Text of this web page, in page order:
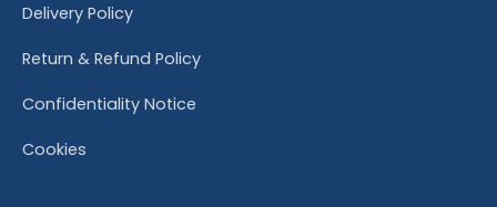
Delivery Policy
Return & Refund Policy
Confidentiality Notice
Cookies